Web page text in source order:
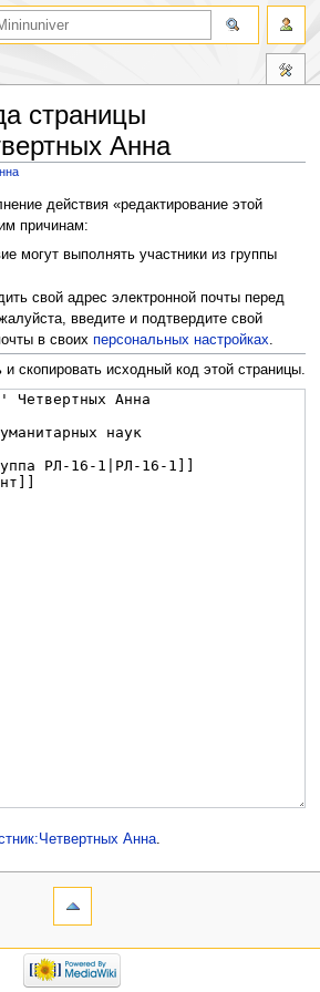
страницы
Анна
действия «редактирование этой
причинам:
могут выполнять участники из группы
свой адрес электронной почты перед
введите и подтвердите свой
в своих персональных настройках
скопировать исходный код этой страницы.
Анна.